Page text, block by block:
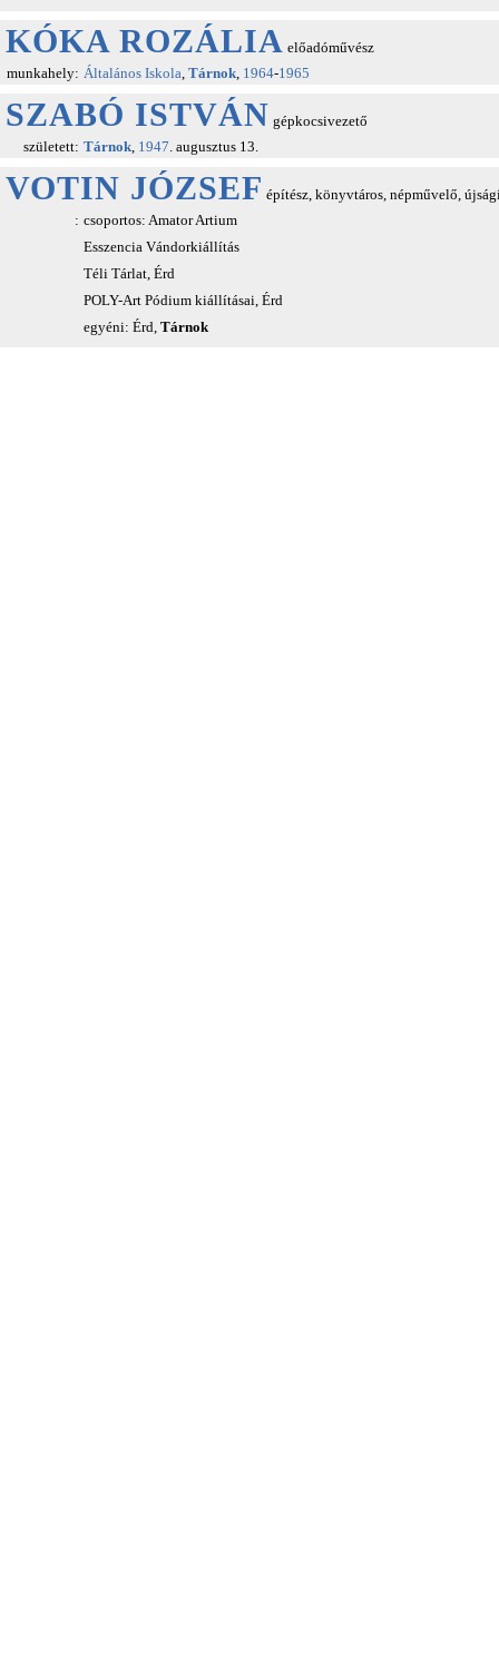
KÓKA ROZÁLIA előadóművész
munkahely: Általános Iskola, Tárnok, 1964-1965
SZABÓ ISTVÁN gépkocsivezető
született: Tárnok, 1947. augusztus 13.
VOTIN JÓZSEF építész, könyvtáros, népművelő,
: csoportos: Amator Artium
Esszencia Vándorkiállítás
Téli Tárlat, Érd
POLY-Art Pódium kiállításai, Érd
egyéni: Érd, Tárnok